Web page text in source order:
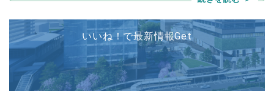
いいね！で最新情報Get